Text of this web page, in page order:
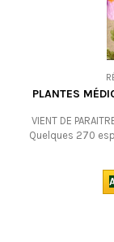
PLANTES
VIENT DE
Quelques 270
dessins à l’appui.
médicinales de